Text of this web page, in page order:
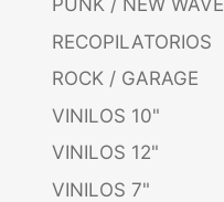
PUNK / NEW WAVE
RECOPILATORIOS
ROCK / GARAGE
VINILOS 10"
VINILOS 12"
VINILOS 7"